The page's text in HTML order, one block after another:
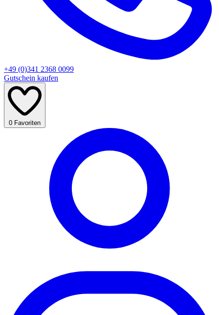
+49 (0)341 2368 0099
Gutschein kaufen
0 Favoriten